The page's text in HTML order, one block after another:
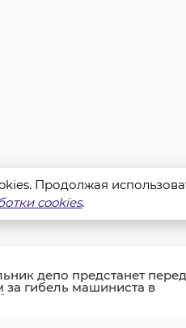
депо предстанет перед
за гибель машиниста в
Продолжая
cookies.